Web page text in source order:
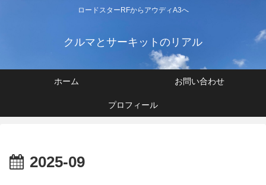
ロードスターRFからアウディA3へ
クルマとサーキットのリアル
ホーム お問い合わせ
プロフィール
2025-09